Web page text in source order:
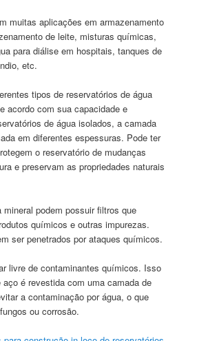
muitas aplicações em armazenamento
de leite, misturas químicas,
para diálise em hospitais, tanques de
etc.
tipos de reservatórios de água
acordo com sua capacidade e
de água isolados, a camada
em diferentes espessuras. Pode ter
o reservatório de mudanças
e preservam as propriedades naturais
mineral podem possuir filtros que
químicos e outras impurezas.
ser penetrados por ataques químicos.
livre de contaminantes químicos. Isso
é revestida com uma camada de
a contaminação por água, o que
ou corrosão.